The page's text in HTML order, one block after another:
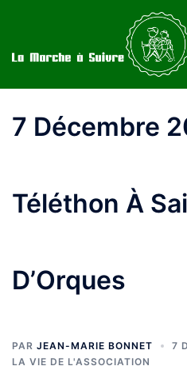
contenu
7 Décembre
Téléthon À
D’Orques
PAR JEAN-MARIE BONNET
7
LA VIE DE L'ASSOCIATION